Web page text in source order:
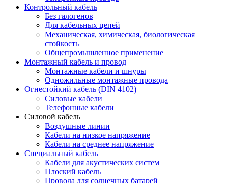
Контрольный кабель
Без галогенов
Для кабельных цепей
Механическая, химическая, биологическая
стойкость
Общепромышленное применение
Монтажный кабель и провод
Монтажные кабели и шнуры
Одножильные монтажные провода
Огнестойкий кабель (DIN 4102)
Силовые кабели
Телефонные кабели
Силовой кабель
Воздушные линии
Кабели на низкое напряжение
Кабели на среднее напряжение
Специальный кабель
Кабели для акустических систем
Плоский кабель
Провода для солнечных батарей